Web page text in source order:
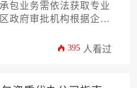
包业务需依法获取专业
政府审批机构根据企业
交、审核评估及证书签
395 人看过